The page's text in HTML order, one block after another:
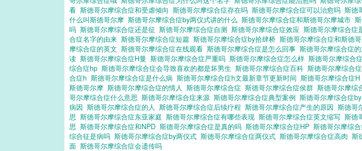
看 斯德哥尔摩综合症和受虐倾向 斯德哥尔摩综合症存在吗 斯德哥尔摩综合症可以治愈吗 斯德
什么叫斯德哥尔摩 斯德哥尔摩综合症by两仪式讲的什么 斯德哥尔摩综合症和斯德哥尔摩城市
吗 斯德哥尔摩综合症还是征 斯德哥尔摩综合症自测 斯德哥尔摩综合症效应 斯德哥尔摩综合症
合症名字的由来 斯德哥尔摩综合症短篇 斯德哥尔摩综合症by拾肆桥 斯德哥尔摩综合症和斯德
摩综合症的英文 斯德哥尔摩综合症在线观看 斯德哥尔摩综合症是怎么回事 斯德哥尔摩综合症
读 斯德哥尔摩综合症H曼 斯德哥尔摩综合症严重吗 斯德哥尔摩综合症怎么样 斯德哥尔摩综合
综合症hp 斯德哥尔摩综合症会导致喜欢的都是坏男生 斯德哥尔摩综合症百科 斯德哥尔摩综合
合症h 斯德哥尔摩综合症是什么病 斯德哥尔摩综合症h文最新章节更新时间 斯德哥尔摩综合症H
斯德哥尔摩 斯德哥尔摩综合症的情人 斯德哥尔摩综合症 斯德哥尔摩综合症侯群 斯德哥尔摩综
哥尔摩综合症什么意思 斯德哥尔摩综合症来源 斯德哥尔摩综合症典型案例 斯德哥尔摩综合症
病因 斯德哥尔摩综合症的人 斯德哥尔摩综合症后续疗程 斯德哥尔摩综合症产生的原因 斯德哥
思 斯德哥尔摩综合症东亚家庭 斯德哥尔摩综合症有哪些表现 斯德哥尔摩综合症英文缩写 斯德
思 斯德哥尔摩综合症和NPD 斯德哥尔摩综合症是真的吗 斯德哥尔摩综合症HP 斯德哥尔摩综
综合征是病吗 斯德哥尔摩综合症by两仪式 斯德哥尔摩综合症两仪式 斯德哥尔摩综合症高肉 斯
面 斯德哥尔摩综合症会遗传吗